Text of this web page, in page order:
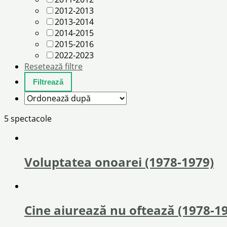
2012-2013
2013-2014
2014-2015
2015-2016
2022-2023
Resetează filtre
5 spectacole
Voluptatea onoarei (1978-1979)
Cine aiurează nu oftează (1978-